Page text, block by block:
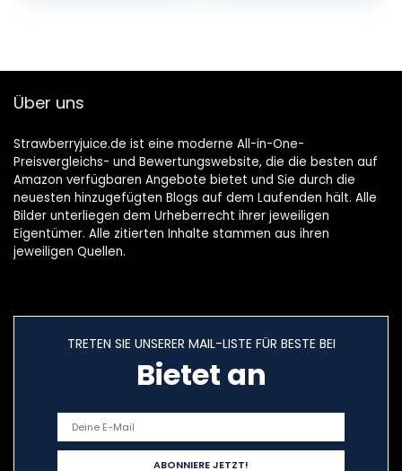
Über uns
Strawberryjuice.de ist eine moderne All-in-One-
Preisvergleichs- und Bewertungswebsite, die die besten auf
Amazon verfügbaren Angebote bietet und Sie durch die
neuesten hinzugefügten Blogs auf dem Laufenden hält. Alle
Bilder unterliegen dem Urheberrecht ihrer jeweiligen
Eigentümer. Alle zitierten Inhalte stammen aus ihren
jeweiligen Quellen.
TRETEN SIE UNSERER MAIL-LISTE FÜR BESTE BEI
Bietet an